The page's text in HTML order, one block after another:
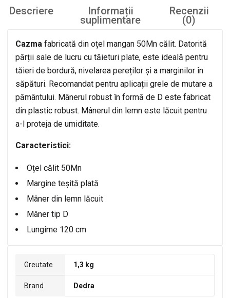
Descriere Informații
suplimentare
Recenzii
(0)
Cazma fabricată din oțel mangan 50Mn călit. Datorită
părții sale de lucru cu tăieturi plate, este ideală pentru
tăieri de bordură, nivelarea pereților și a marginilor în
săpături. Recomandat pentru aplicații grele de mutare a
pământului. Mânerul robust în formă de D este fabricat
din plastic robust. Mânerul din lemn este lăcuit pentru
a-l proteja de umiditate.
Caracteristici:
Oțel călit 50Mn
Margine teșită plată
Mâner din lemn lăcuit
Mâner tip D
Lungime 120 cm
Greutate 1,3 kg
Brand Dedra